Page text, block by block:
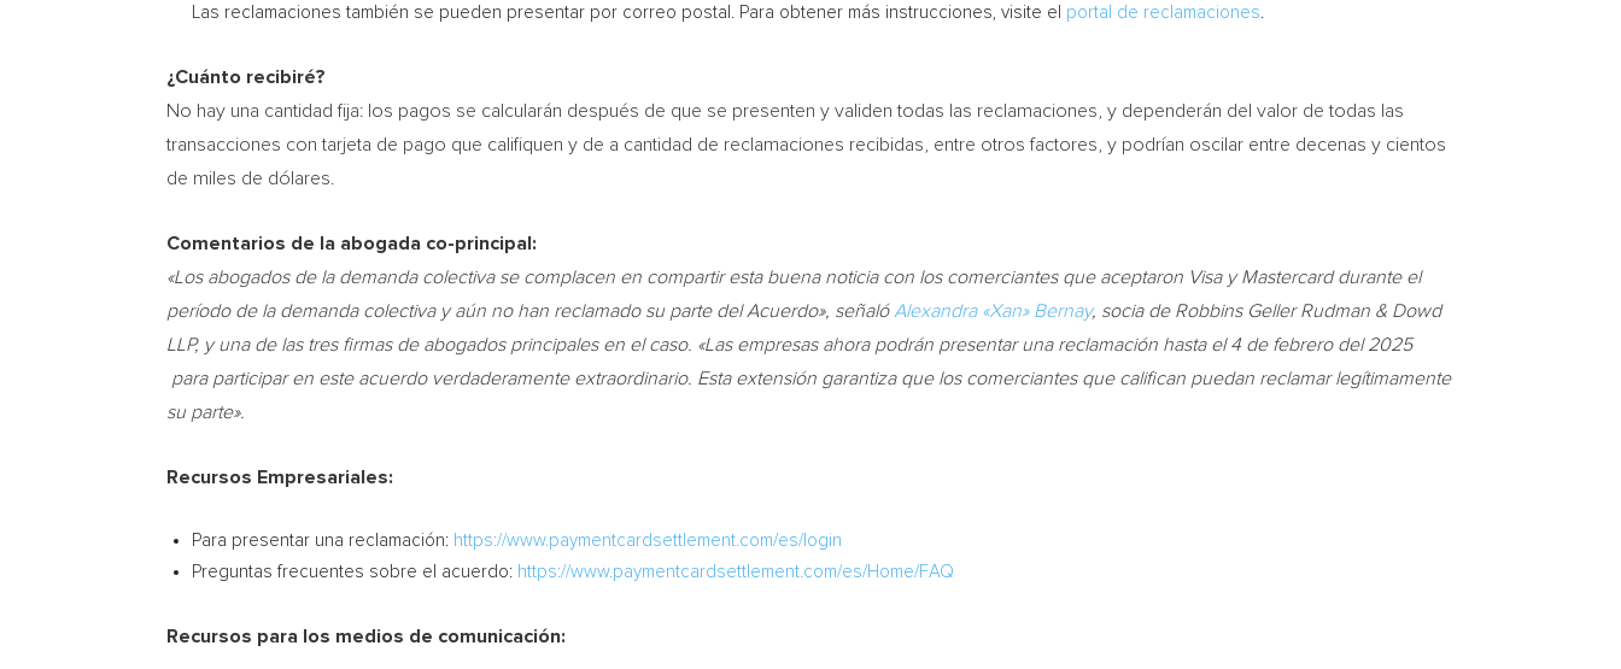
Las reclamaciones también se pueden presentar por correo postal. Para obtener más instrucciones, visite el portal de reclamaciones.
¿Cuánto recibiré?
No hay una cantidad fija: los pagos se calcularán después de que se presenten y validen todas las reclamaciones, y dependerán del valor de todas las
transacciones con tarjeta de pago que califiquen y de a cantidad de reclamaciones recibidas, entre otros factores, y podrían oscilar entre decenas y cientos
de miles de dólares.
Comentarios de la abogada co-principal:
«Los abogados de la demanda colectiva se complacen en compartir esta buena noticia con los comerciantes que aceptaron Visa y Mastercard durante el
período de la demanda colectiva y aún no han reclamado su parte del Acuerdo», señaló Alexandra «Xan» Bernay, socia de Robbins Geller Rudman & Dowd
LLP, y una de las tres firmas de abogados principales en el caso. «Las empresas ahora podrán presentar una reclamación hasta el 4 de febrero del 2025
para participar en este acuerdo verdaderamente extraordinario. Esta extensión garantiza que los comerciantes que califican puedan reclamar legítimamente
su parte».
Recursos Empresariales:
Para presentar una reclamación: https://www.paymentcardsettlement.com/es/login
Preguntas frecuentes sobre el acuerdo: https://www.paymentcardsettlement.com/es/Home/FAQ
Recursos para los medios de comunicación: